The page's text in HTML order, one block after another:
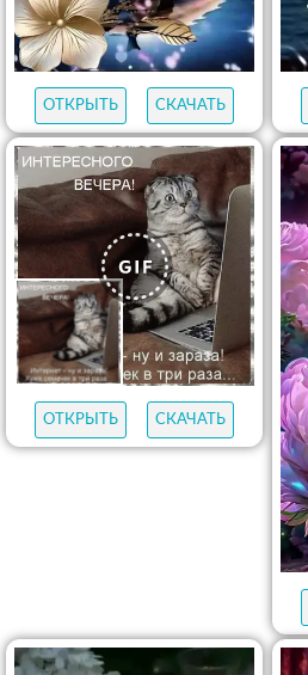
ОТКРЫТЬ СКАЧАТЬ
ОТКРЫТЬ СКАЧАТЬ